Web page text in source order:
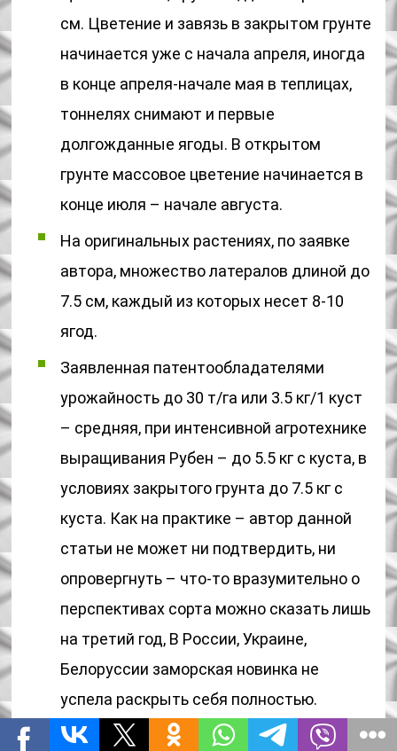
см. Цветение и завязь в закрытом грунте
начинается уже с начала апреля, иногда
в конце апреля-начале мая в теплицах,
тоннелях снимают и первые
долгожданные ягоды. В открытом
грунте массовое цветение начинается в
конце июля – начале августа.
На оригинальных растениях, по заявке
автора, множество латералов длиной до
7.5 см, каждый из которых несет 8-10
ягод.
Заявленная патентообладателями
урожайность до 30 т/га или 3.5 кг/1 куст
– средняя, при интенсивной агротехнике
выращивания Рубен – до 5.5 кг с куста, в
условиях закрытого грунта до 7.5 кг с
куста. Как на практике – автор данной
статьи не может ни подтвердить, ни
опровергнуть – что-то вразумительно о
перспективах сорта можно сказать лишь
на третий год, В России, Украине,
Белоруссии заморская новинка не
успела раскрыть себя полностью.
Впечатляет размер плодов: длина до 4.5